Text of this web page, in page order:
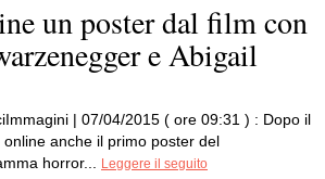
un poster dal film con
e Abigail
| 07/04/2015 ( ore 09:31 ) : Dopo il
anche il primo poster del
horror...
Leggere il seguito